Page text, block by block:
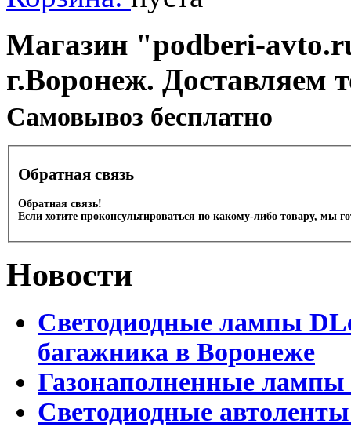
Магазин "podberi-
г.Воронеж. Доставляем
Cамовывоз бесплатно
Обратная связь
Обратная связь!
Если хотите проконсультироваться по какому-либо товару, мы
Новости
Светодиодные лампы
багажника в Воронеже
Газонаполненные
Светодиодные